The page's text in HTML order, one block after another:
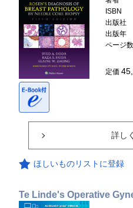
ISBN
出版社
出版年
ページ数
定価
詳し
ほしいものリストに登録
Te Linde's Operative